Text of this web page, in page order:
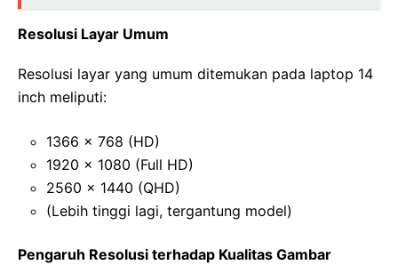
Resolusi Layar Umum
Resolusi layar yang umum ditemukan pada laptop 14
inch meliputi:
1366 x 768 (HD)
1920 x 1080 (Full HD)
2560 x 1440 (QHD)
(Lebih tinggi lagi, tergantung model)
Pengaruh Resolusi terhadap Kualitas Gambar